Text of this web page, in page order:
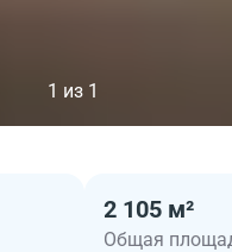
1 из 1
2 105 м²
Общая